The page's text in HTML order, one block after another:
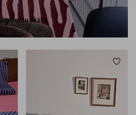
täällä
Lisää suosikkeihin Lisää